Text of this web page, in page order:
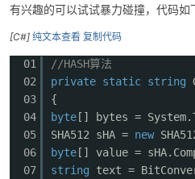
有兴趣的可以试试暴力碰撞，代码如
[C#] 纯文本查看 复制代码
01
02
03
04
05
06
07
//HASH算法
private static string
{
byte [] bytes =
SHA512 sHA = new
byte [] value =
string
text =